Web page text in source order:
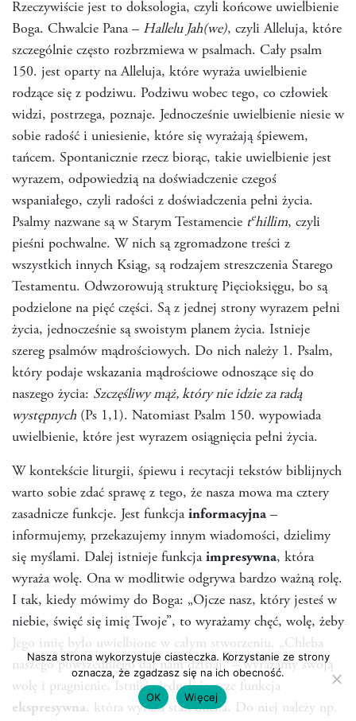
Rzeczywiście jest to doksologia, czyli końcowe uwielbienie
Boga. Chwalcie Pana – Hallelu Jah(we), czyli Alleluja, które
szczególnie często rozbrzmiewa w psalmach. Cały psalm
150. jest oparty na Alleluja, które wyraża uwielbienie
rodzące się z podziwu. Podziwu wobec tego, co człowiek
widzi, postrzega, poznaje. Jednocześnie uwielbienie niesie w
sobie radość i uniesienie, które się wyrażają śpiewem,
tańcem. Spontanicznie rzecz biorąc, takie uwielbienie jest
wyrazem, odpowiedzią na doświadczenie czegoś
wspaniałego, czyli radości z doświadczenia pełni życia.
Psalmy nazwane są w Starym Testamencie tehillim, czyli
pieśni pochwalne. W nich są zgromadzone treści z
wszystkich innych Ksiąg, są rodzajem streszczenia Starego
Testamentu. Odwzorowują strukturę Pięcioksięgu, bo są
podzielone na pięć części. Są z jednej strony wyrazem pełni
życia, jednocześnie są swoistym planem życia. Istnieje
szereg psalmów mądrościowych. Do nich należy 1. Psalm,
który podaje wskazania mądrościowe odnoszące się do
naszego życia: Szczęśliwy mąż, który nie idzie za radą
występnych (Ps 1,1). Natomiast Psalm 150. wypowiada
uwielbienie, które jest wyrazem osiągnięcia pełni życia.
W kontekście liturgii, śpiewu i recytacji tekstów biblijnych
warto sobie zdać sprawę z tego, że nasza mowa ma cztery
zasadnicze funkcje. Jest funkcja informacyjna –
informujemy, przekazujemy innym wiadomości, dzielimy
się myślami. Dalej istnieje funkcja impresywna, która
wyraża wolę. Ona w modlitwie odgrywa bardzo ważną rolę.
I tak, kiedy mówimy do Boga: „Ojcze nasz, który jesteś w
niebie, święć się imię Twoje”, to wyrażamy chęć, wolę, żeby
Jego imię było uwielbione w całym stworzeniu. „Chleba
naszego powszedniego daj nam dzisiaj” – wyrażamy swoją
wolę i pragnienie. Istnieje jednak jeszcze funkcja
ekspresywna, która wyraża stan ducha. Do niej należy np.
Nasza strona wykorzystuje ciasteczka. Korzystanie ze strony
oznacza, że zgadzasz się na ich obecność.
OK
Więcej